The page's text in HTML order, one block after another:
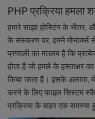
PHP प्रक्रिया हमला
हमारे साझा होस्टिंग के
के संस्करण पर, हमने मोनार्क्स
प्रणाली का मतलब है कि
होता है जो हमले के हस्ताक्षर
किया जाता है। इसके अलावा,
करने के लिए फाइल सिस्टम
प्रक्रिया के बाहर एक समस्या